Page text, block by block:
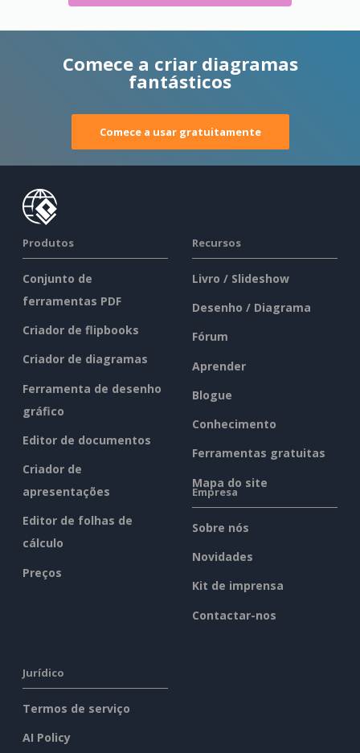
Comece a criar diagramas
fantásticos
Comece a usar gratuitamente
Produtos
Conjunto de
ferramentas PDF
Criador de flipbooks
Criador de diagramas
Ferramenta de desenho
gráfico
Editor de documentos
Criador de
apresentações
Editor de folhas de
cálculo
Preços
Recursos
Livro / Slideshow
Desenho / Diagrama
Fórum
Aprender
Blogue
Conhecimento
Ferramentas gratuitas
Mapa do site
Empresa
Sobre nós
Novidades
Kit de imprensa
Contactar-nos
Jurídico
Termos de serviço
AI Policy